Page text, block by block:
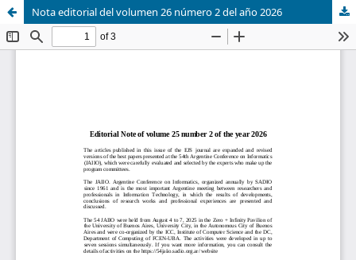
Nota editorial del volumen 26 número 2 del año 2026